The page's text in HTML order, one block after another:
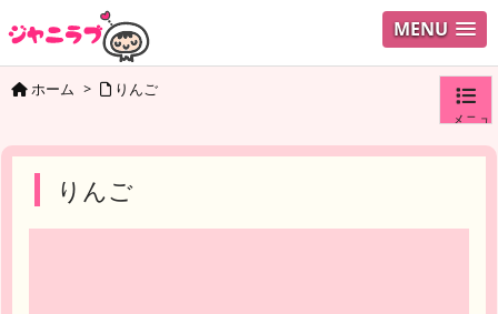
MENU
メニュ
ホーム > りんご
りんご